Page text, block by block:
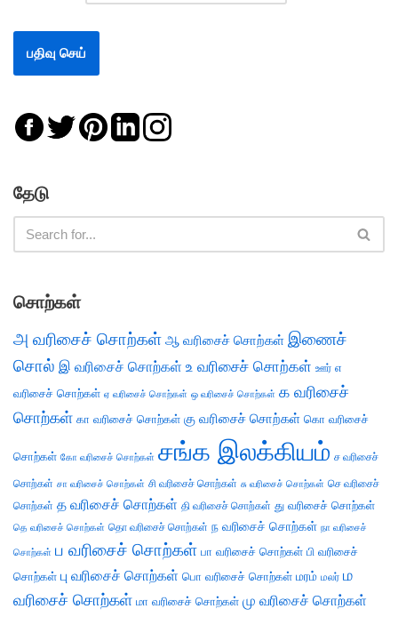
தேடு
சொற்கள்
அ வரிசைச் சொற்கள் ஆ வரிசைச் சொற்கள் இணைச்
சொல் இ வரிசைச் சொற்கள் உ வரிசைச் சொற்கள் ஊர் எ
வரிசைச் சொற்கள் ஏ வரிசைச் சொற்கள் ஒ வரிசைச் சொற்கள் க வரிசைச்
சொற்கள் கா வரிசைச் சொற்கள் கு வரிசைச் சொற்கள் கொ வரிசைச்
சொற்கள் கோ வரிசைச் சொற்கள் சங்க இலக்கியம் ச வரிசைச்
சொற்கள் சா வரிசைச் சொற்கள் சி வரிசைச் சொற்கள் சு வரிசைச் சொற்கள் செ வரிசைச்
சொற்கள் த வரிசைச் சொற்கள் தி வரிசைச் சொற்கள் து வரிசைச் சொற்கள்
தெ வரிசைச் சொற்கள் தொ வரிசைச் சொற்கள் ந வரிசைச் சொற்கள் நா வரிசைச்
சொற்கள் ப வரிசைச் சொற்கள் பா வரிசைச் சொற்கள் பி வரிசைச்
சொற்கள் பு வரிசைச் சொற்கள் பொ வரிசைச் சொற்கள் மரம் மலர் ம
வரிசைச் சொற்கள் மா வரிசைச் சொற்கள் மு வரிசைச் சொற்கள்